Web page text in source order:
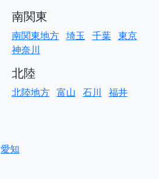
南関東
南関東地方 埼玉 千葉 東京
神奈川
北陸
北陸地方 富山 石川 福井
愛知